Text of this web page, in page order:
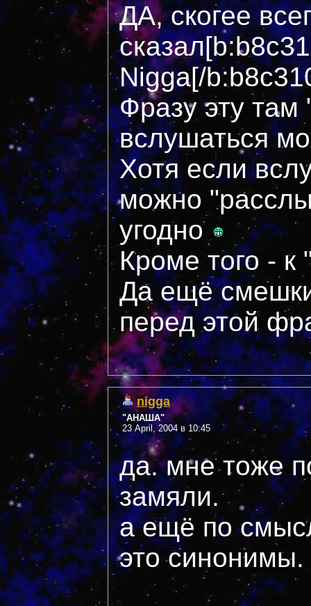
ДА, скогее
Nigga[/
Фразу эту там
вслушаться
Хотя если
можно
угодно
Кроме того - к
Да ещё
перед этой
nigga
"АНАША"
23 April, 2004 в 10:45
да. мне тоже
замяли.
а ещё по
это синонимы.